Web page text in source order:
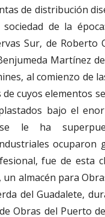
de distribución
de la
Sur, de Roberto
Martínez
al comienzo de
cuyos elementos
bajo el
le ha
ocuparon
fue de esta
almacén para
del Guadalete,
Obras del Puerto